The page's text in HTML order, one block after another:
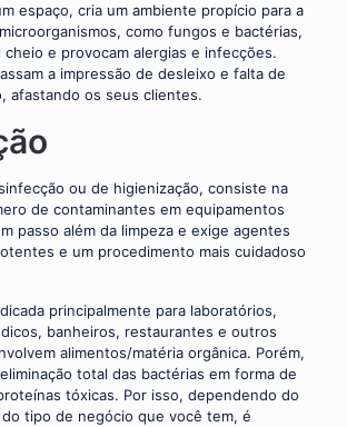
espaço, cria um ambiente propício para a
como fungos e bactérias,
cheio e provocam alergias e infecções.
a impressão de desleixo e falta de
afastando os seus clientes.
ou de higienização, consiste na
de contaminantes em equipamentos
passo além da limpeza e exige agentes
e um procedimento mais cuidadoso
principalmente para laboratórios,
banheiros, restaurantes e outros
alimentos/matéria orgânica. Porém,
total das bactérias em forma de
tóxicas. Por isso, dependendo do
tipo de negócio que você tem, é